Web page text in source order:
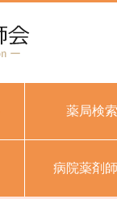
薬局検索
病院薬剤